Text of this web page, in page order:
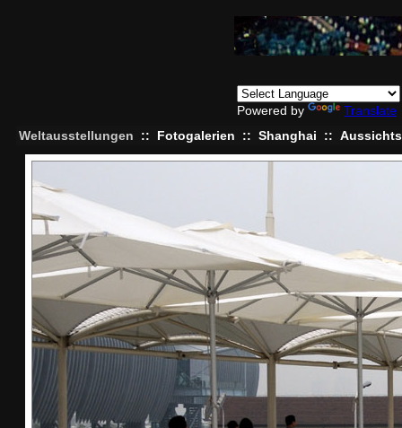
Powered by
Translate
Weltausstellungen
:: Fotogalerien :: Shanghai ::